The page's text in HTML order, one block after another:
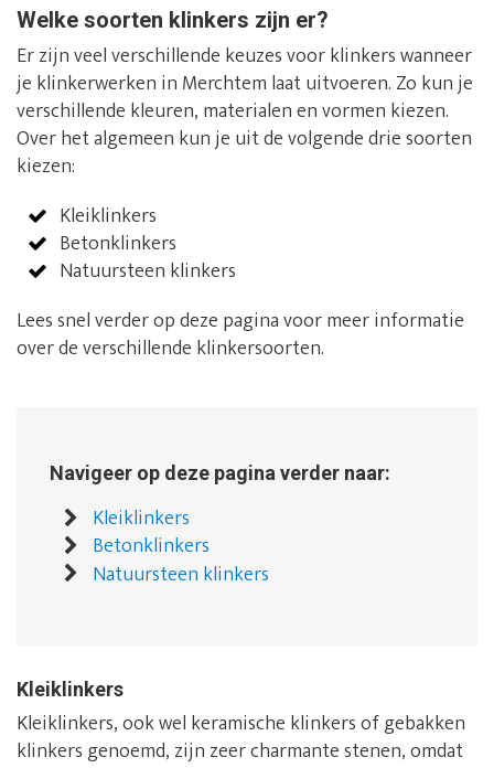
Welke soorten klinkers zijn er?
Er zijn veel verschillende keuzes voor klinkers wanneer
je klinkerwerken in Merchtem laat uitvoeren. Zo kun je
verschillende kleuren, materialen en vormen kiezen.
Over het algemeen kun je uit de volgende drie soorten
kiezen:
Kleiklinkers
Betonklinkers
Natuursteen klinkers
Lees snel verder op deze pagina voor meer informatie
over de verschillende klinkersoorten.
Navigeer op deze pagina verder naar:
Kleiklinkers
Betonklinkers
Natuursteen klinkers
Kleiklinkers
Kleiklinkers, ook wel keramische klinkers of gebakken
klinkers genoemd, zijn zeer charmante stenen, omdat